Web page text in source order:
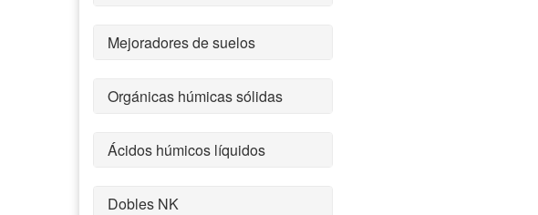
Mejoradores de suelos
Orgánicas húmicas sólidas
Ácidos húmicos líquidos
Dobles NK